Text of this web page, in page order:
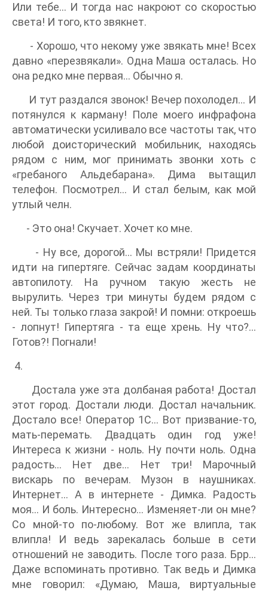
Или тебе... И тогда нас накроют со скоростью
света! И того, кто звякнет.
- Хорошо, что некому уже звякать мне! Всех
давно «перезвякали». Одна Маша осталась. Но
она редко мне первая… Обычно я.
И тут раздался звонок! Вечер похолодел... И
потянулся к карману! Поле моего инфрафона
автоматически усиливало все частоты так, что
любой доисторический мобильник, находясь
рядом с ним, мог принимать звонки хоть с
«гребаного Альдебарана». Дима вытащил
телефон. Посмотрел… И стал белым, как мой
утлый челн.
- Это она! Скучает. Хочет ко мне.
- Ну все, дорогой... Мы встряли! Придется
идти на гипертяге. Сейчас задам координаты
автопилоту. На ручном такую жесть не
вырулить. Через три минуты будем рядом с
ней. Ты только глаза закрой! И помни: откроешь
- лопнут! Гипертяга - та еще хрень. Ну что?...
Готов?! Погнали!
4.
Достала уже эта долбаная работа! Достал
этот город. Достали люди. Достал начальник.
Достало все! Оператор 1С… Вот призвание-то,
мать-перемать. Двадцать один год уже!
Интереса к жизни - ноль. Ну почти ноль. Одна
радость… Нет две… Нет три! Марочный
вискарь по вечерам. Музон в наушниках.
Интернет... А в интернете - Димка. Радость
моя… И боль. Интересно… Изменяет-ли он мне?
Со мной-то по-любому. Вот же влипла, так
влипла! И ведь зарекалась больше в сети
отношений не заводить. После того раза. Брр…
Даже вспоминать противно. Так ведь и Димка
мне говорил: «Думаю, Маша, виртуальные